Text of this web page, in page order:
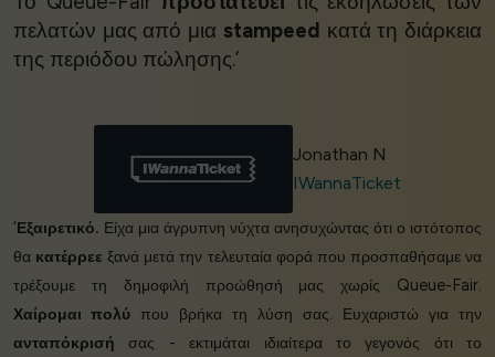
πελατών μας από μια stampeed κατά τη διάρκεια
της περιόδου πώλησης.’
Jonathan N
IWannaTicket
‘Εξαιρετικό. Είχα μια άγρυπνη νύχτα ανησυχώντας ότι ο ιστότοπος
θα κατέρρεε ξανά μετά την τελευταία φορά που προσπαθήσαμε να
τρέξουμε τη δημοφιλή προώθησή μας χωρίς Queue-Fair.
Χαίρομαι πολύ που βρήκα τη λύση σας. Ευχαριστώ για την
ανταπόκρισή σας - εκτιμάται ιδιαίτερα το γεγονός ότι το